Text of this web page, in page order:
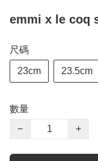
emmi x le coq
尺碼
23cm 23.5cm
數量
−
+